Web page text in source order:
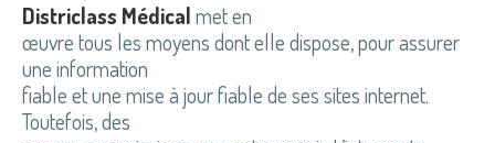
Districlass Médicalmet en
œuvre tous les moyens dont elle dispose, pour assurer
une information
fiable et une mise à jour fiable de ses sites internet.
Toutefois, des